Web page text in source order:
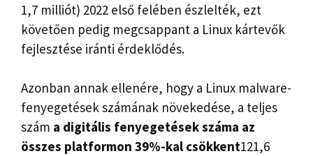
1,7 milliót) 2022 első felében észlelték, ezt
követően pedig megcsappant a Linux kártevők
fejlesztése iránti érdeklődés.
Azonban annak ellenére, hogy a Linux malware-
fenyegetések számának növekedése, a teljes
szám a digitális fenyegetések száma az
összes platformon 39%-kal csökkent121,6